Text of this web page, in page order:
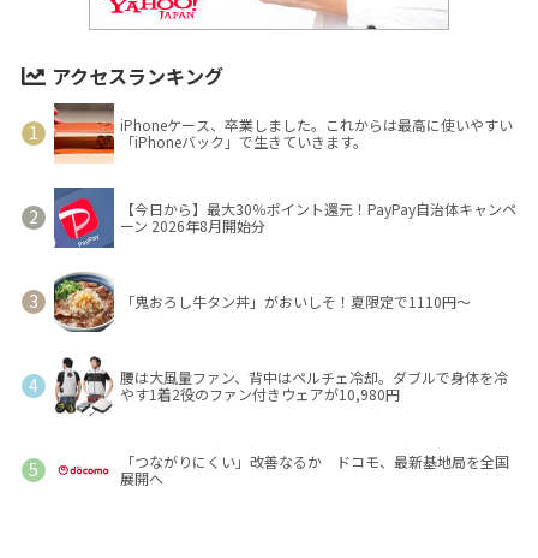
アクセスランキング
iPhoneケース、卒業しました。これからは最高に使いやすい
「iPhoneバック」で生きていきます。
【今日から】最大30％ポイント還元！PayPay自治体キャンペ
ーン 2026年8月開始分
「鬼おろし牛タン丼」がおいしそ！夏限定で1110円～
腰は大風量ファン、背中はペルチェ冷却。ダブルで身体を冷
やす1着2役のファン付きウェアが10,980円
「つながりにくい」改善なるか ドコモ、最新基地局を全国
展開へ